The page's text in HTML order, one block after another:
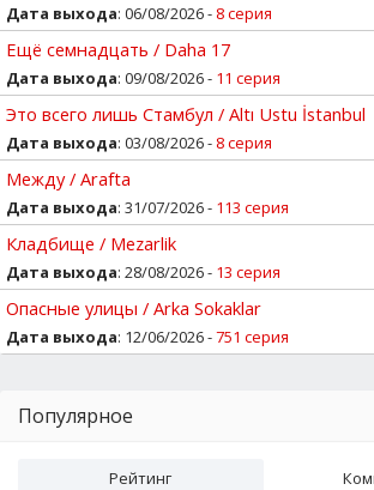
Дата выхода: 06/08/2026 - 8 серия
Ещё семнадцать / Daha 17
Дата выхода: 09/08/2026 - 11 серия
Это всего лишь Стамбул / Altı Ustu İstanbul
Дата выхода: 03/08/2026 - 8 серия
Между / Arafta
Дата выхода: 31/07/2026 - 113 серия
Кладбище / Mezarlik
Дата выхода: 28/08/2026 - 13 серия
Опасные улицы / Arka Sokaklar
Дата выхода: 12/06/2026 -751 серия
Популярное
Рейтинг